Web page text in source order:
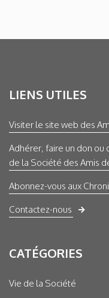
LIENS UTILES
Visiter le site web des
Adhérer, faire un don ou
de la Société des Amis
Abonnez-vous aux
Contactez-nous
CATÉGORIES
Vie de la Société